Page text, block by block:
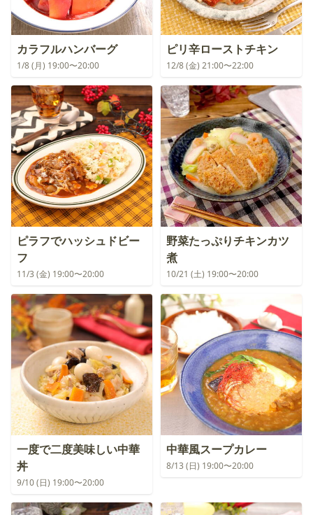
カラフルハンバーグ
1/8 (月) 19:00〜20:00
ピリ辛ローストチキン
12/8 (金) 21:00〜22:00
ピラフでハッシュドビー
フ
11/3 (金) 19:00〜20:00
野菜たっぷりチキンカツ
煮
10/21 (土) 19:00〜20:00
一度で二度美味しい中華
丼
9/10 (日) 19:00〜20:00
中華風スープカレー
8/13 (日) 19:00〜20:00